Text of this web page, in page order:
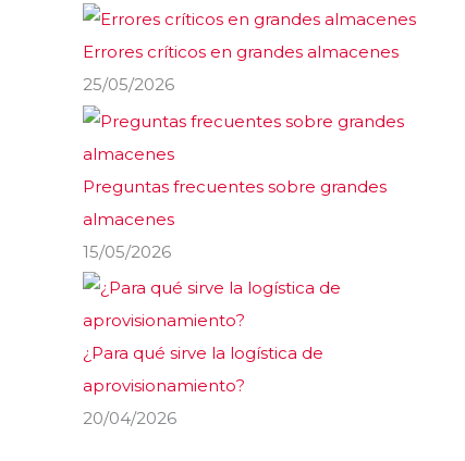
Errores críticos en grandes almacenes
25/05/2026
Preguntas frecuentes sobre grandes
almacenes
15/05/2026
¿Para qué sirve la logística de
aprovisionamiento?
20/04/2026